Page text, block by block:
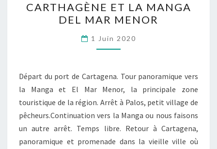
ET
LA
MANGA
DEL
MENOR
CARTHAGÈNE ET LA MANGA
DEL MAR MENOR
1 Juin 2020
Départ du port de Cartagena. Tour panoramique vers
la Manga et El Mar Menor, la principale zone
touristique de la région. Arrêt à Palos, petit village de
pêcheurs.Continuation vers la Manga ou nous faisons
un autre arrêt. Temps libre. Retour à Cartagena,
panoramique et promenade dans la vieille ville où